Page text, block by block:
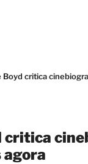
Boyd critica
critica
agora